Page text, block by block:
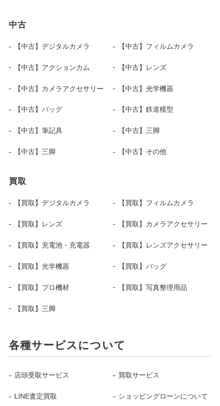
中古
【中古】デジタルカメラ 【中古】フィルムカメラ
【中古】アクションカム 【中古】レンズ
【中古】カメラアクセサリー 【中古】光学機器
【中古】バッグ 【中古】鉄道模型
【中古】筆記具 【中古】三脚
【中古】三脚 【中古】その他
買取
【買取】デジタルカメラ 【買取】フィルムカメラ
【買取】レンズ 【買取】カメラアクセサリー
【買取】充電池・充電器 【買取】レンズアクセサリー
【買取】光学機器 【買取】バッグ
【買取】プロ機材 【買取】写真整理用品
【買取】三脚
各種サービスについて
店頭受取サービス 買取サービス
LINE査定買取 ショッピングローンについて